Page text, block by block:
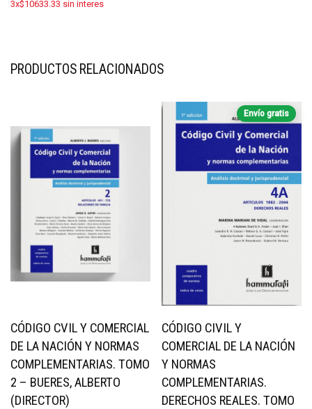
3x$10633.33 sin interes
PRODUCTOS RELACIONADOS
CÓDIGO CVIL Y COMERCIAL
DE LA NACIÓN Y NORMAS
COMPLEMENTARIAS. TOMO
2 – BUERES, ALBERTO
(DIRECTOR)
Envío gratis
CÓDIGO CIVIL Y
COMERCIAL DE LA NACIÓN
Y NORMAS
COMPLEMENTARIAS.
DERECHOS REALES. TOMO